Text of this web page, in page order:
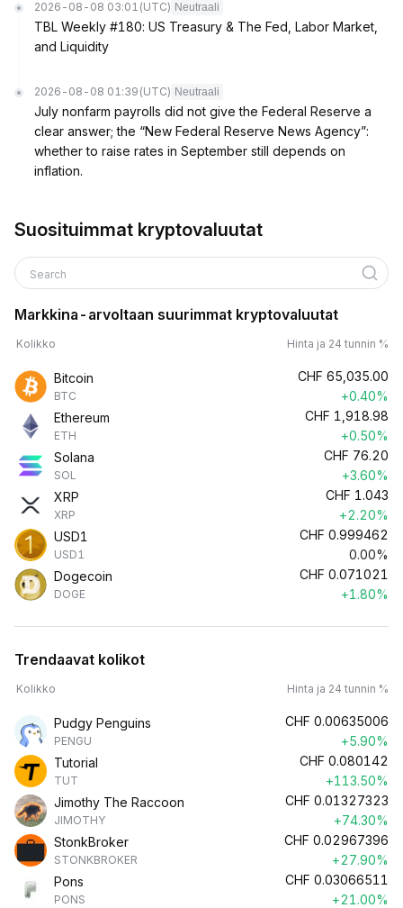
2026-08-08 03:01 (UTC) Neutraali
TBL Weekly #180: US Treasury & The Fed, Labor Market,
and Liquidity
2026-08-08 01:39 (UTC) Neutraali
July nonfarm payrolls did not give the Federal Reserve a
clear answer; the “New Federal Reserve News Agency”:
whether to raise rates in September still depends on
inflation.
Suosituimmat kryptovaluutat
Search
Markkina-arvoltaan suurimmat kryptovaluutat
Kolikko Hinta ja 24 tunnin %
Bitcoin
BTC
CHF 65,035.00
+0.40%
Ethereum
ETH
CHF 1,918.98
+0.50%
Solana
SOL
CHF 76.20
+3.60%
XRP
XRP
CHF 1.043
+2.20%
USD1
USD1
CHF 0.999462
0.00%
Dogecoin
DOGE
CHF 0.071021
+1.80%
Trendaavat kolikot
Kolikko Hinta ja 24 tunnin %
Pudgy Penguins
PENGU
CHF 0.00635006
+5.90%
Tutorial
TUT
CHF 0.080142
+113.50%
Jimothy The Raccoon
JIMOTHY
CHF 0.01327323
+74.30%
StonkBroker
STONKBROKER
CHF 0.02967396
+27.90%
Pons
PONS
CHF 0.03066511
+21.00%